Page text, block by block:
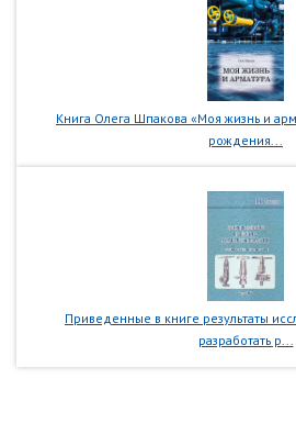
Книга Олега Шпакова «Моя жизнь и
рождения...
Приведенные в книге результаты
разработать р...